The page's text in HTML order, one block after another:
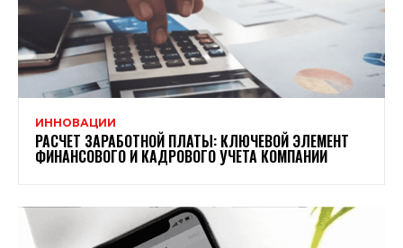
ИННОВАЦИИ
РАСЧЕТ ЗАРАБОТНОЙ ПЛАТЫ: КЛЮЧЕВОЙ ЭЛЕМЕНТ
ФИНАНСОВОГО И КАДРОВОГО УЧЕТА КОМПАНИИ